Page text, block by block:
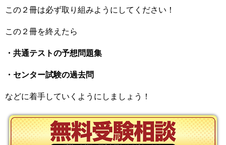
この２冊は必ず取り組みようにしてください！
この２冊を終えたら
・共通テストの予想問題集
・センター試験の過去問
などに着手していくようにしましょう！